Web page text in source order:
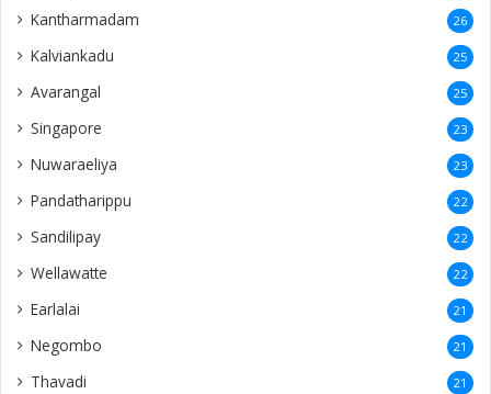
Kantharmadam 26
Kalviankadu 25
Avarangal 25
Singapore 23
Nuwaraeliya 23
Pandatharippu 22
Sandilipay 22
Wellawatte 22
Earlalai 21
Negombo 21
Thavadi 21